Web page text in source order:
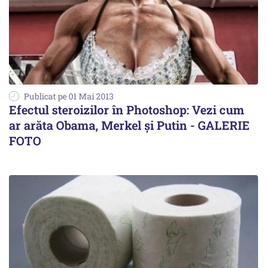
Publicat pe 01 Mai 2013
Efectul steroizilor în Photoshop: Vezi cum
ar arăta Obama, Merkel și Putin - GALERIE
FOTO